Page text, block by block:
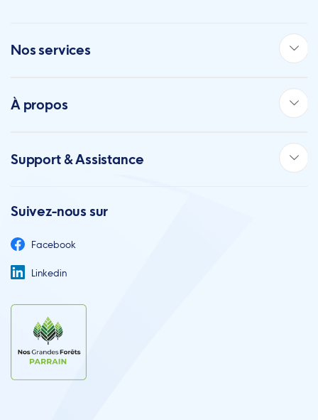
Nos services
À propos
Support & Assistance
Suivez-nous sur
Facebook
Linkedin